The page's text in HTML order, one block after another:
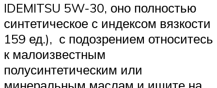
IDEMITSU 5W-30, оно полностью
синтетическое с индексом вязкости
159 ед.), с подозрением относитесь
к малоизвестным
полусинтетическим или